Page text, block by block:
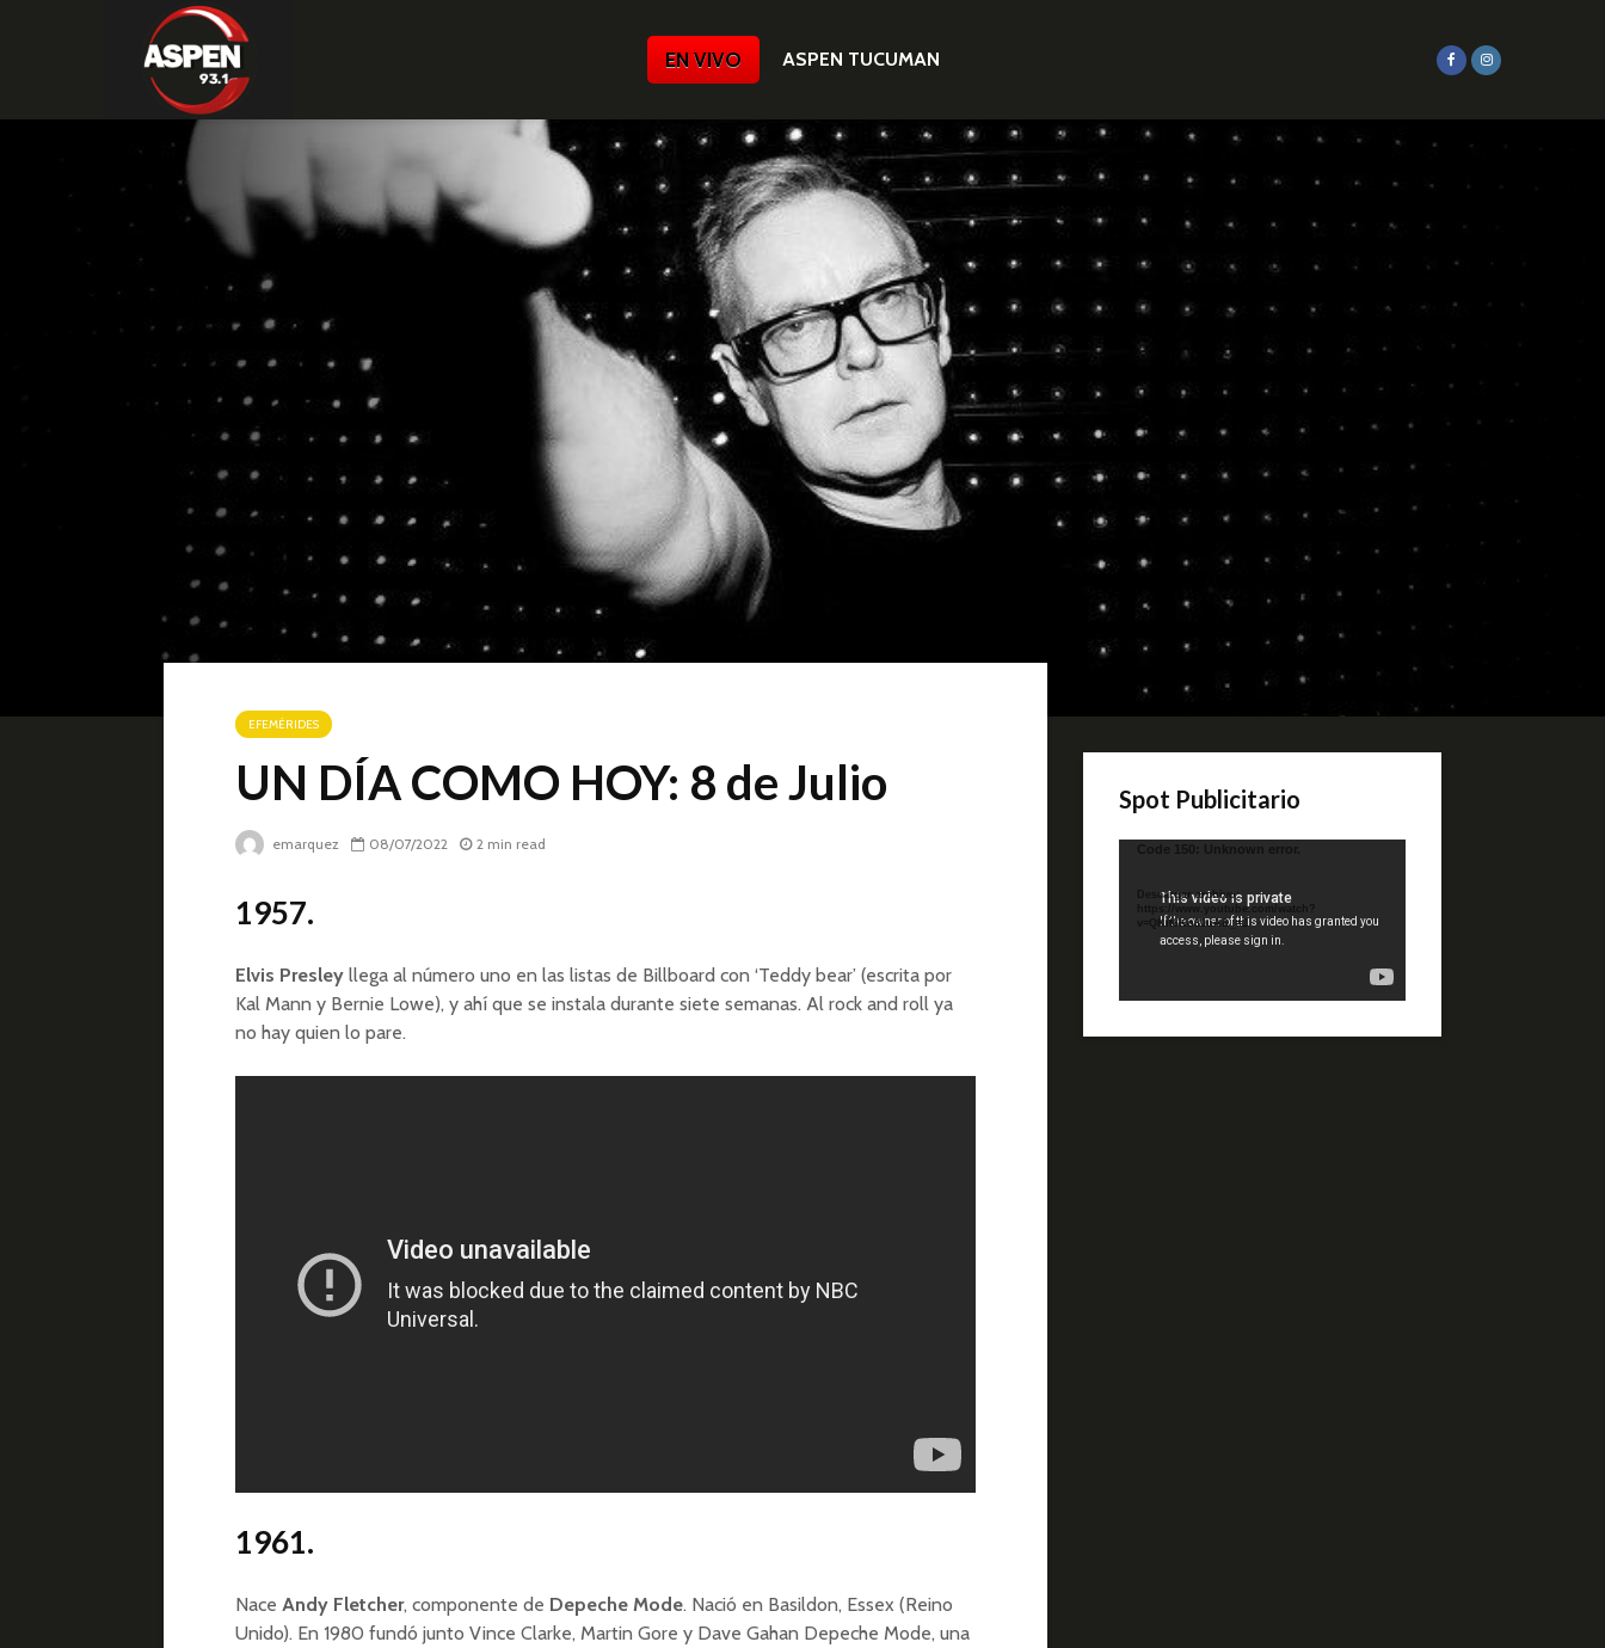
EN VIVO ASPEN TUCUMAN
EFEMÉRIDES
UN DÍA COMO HOY: 8 de Julio
emarquez 08/07/2022 2 min read
1957.
Elvis Presley llega al número uno en las listas de Billboard con ‘Teddy bear’ (escrita por
Kal Mann y Bernie Lowe), y ahí que se instala durante siete semanas. Al rock and roll ya
no hay quien lo pare.
1961.
Nace Andy Fletcher, componente de Depeche Mode. Nació en Basildon, Essex (Reino
Unido). En 1980 fundó junto Vince Clarke, Martin Gore y Dave Gahan Depeche Mode, una
Spot Publicitario
Reproductor
Code 150: Unknown error.
Descargar archivo:
https://www.youtube.com/watch?
v=QKif6Ko80uA&_=1